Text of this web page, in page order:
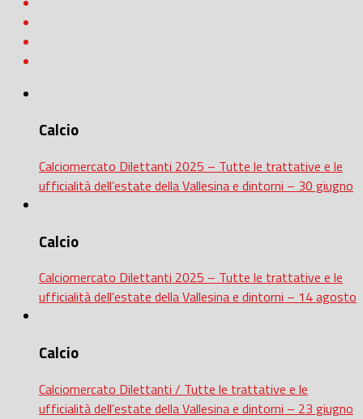
Calcio
Calciomercato Dilettanti 2025 – Tutte le trattative e le
ufficialità dell’estate della Vallesina e dintorni – 30 giugno
Calcio
Calciomercato Dilettanti 2025 – Tutte le trattative e le
ufficialità dell’estate della Vallesina e dintorni – 14 agosto
Calcio
Calciomercato Dilettanti / Tutte le trattative e le
ufficialità dell’estate della Vallesina e dintorni – 23 giugno